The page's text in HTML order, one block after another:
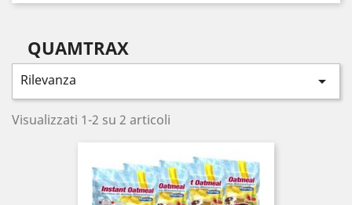
QUAMTRAX
Rilevanza 
Visualizzati 1-2 su 2 articoli